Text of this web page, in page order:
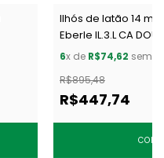
Ilhós de latão 14
Eberle IL.3.L CA
6x de R$74,62 sem
R$895,48
R$447,74